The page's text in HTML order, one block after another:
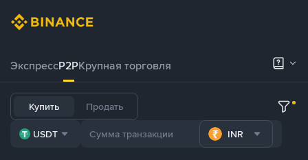
ЭкспрессP2PКрупная торговля
Купить Продать
USDT INR